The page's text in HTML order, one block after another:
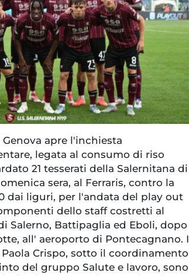
Genova apre l'inchiesta
legata al consumo di riso
21 tesserati della Salernitana di
sera, al Ferraris, contro la
dai liguri, per l'andata del play out
dello staff costretti al
Salerno, Battipaglia ed Eboli, dopo
all' aeroporto di Pontecagnano. I
Crispo, sotto il coordinamento
del gruppo Salute e lavoro, sono